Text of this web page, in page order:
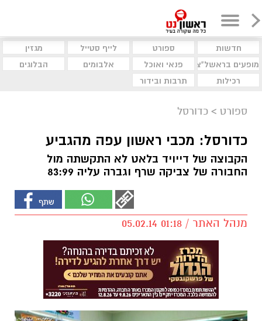
חדשות ספורט לייף סטייל
מגזין
מופעים בראשל"צ
פנאי ואוכל אלבומים
הבלוגים
רכילות
תרבות ובידור
ספורט > כדורסל
כדורסל: מכבי ראשון עפה מהגביע
הקבוצה של דייויד בלאט לא התקשתה מול
החבורה של צביקה שרף וגברה עליה 83:99
מנהל האתר / 01:18 05.02.14